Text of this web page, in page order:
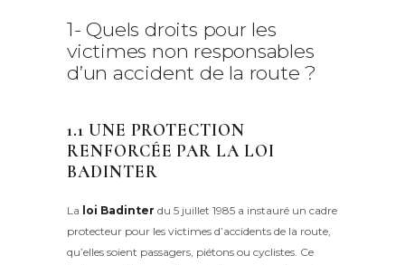
1- Quels droits pour les
victimes non responsables
d’un accident de la route ?
1.1 UNE PROTECTION
RENFORCÉE PAR LA LOI
BADINTER
La loi Badinter du 5 juillet 1985 a instauré un cadre
protecteur pour les victimes d’accidents de la route,
qu’elles soient passagers, piétons ou cyclistes. Ce